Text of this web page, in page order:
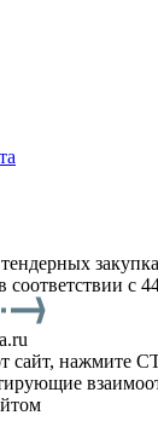
соответствии с
сайт, нажмите